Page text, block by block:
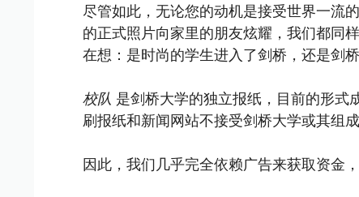
尽管如此，无论您的动机是接受世界一流
的正式照片向家里的朋友炫耀，我们都同
在想：是时尚的学生进入了剑桥，还是剑
校队 是剑桥大学的独立报纸，目前的形
刷报纸和新闻网站不接受剑桥大学或其组成
因此，我们几乎完全依赖广告来获取资金